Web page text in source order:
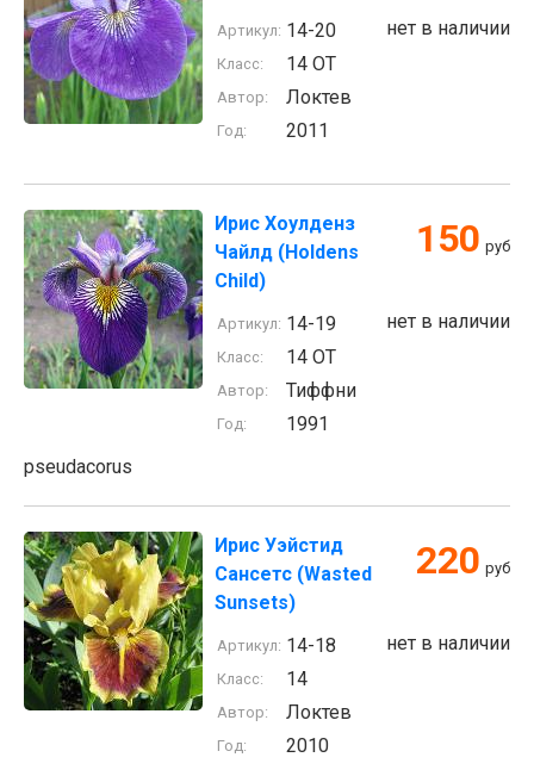
нет в наличии
Артикул: 14-20
Класс: 14 ОТ
Автор: Локтев
Год: 2011
Ирис Хоулденз
Чайлд (Holdens
Child)
150 руб
нет в наличии
Артикул: 14-19
Класс: 14 ОТ
Автор: Тиффни
Год:
1991
pseudacorus
Ирис Уэйстид
Сансетс (Wasted
Sunsets)
220 руб
нет в наличии
Артикул: 14-18
Класс: 14
Автор: Локтев
Год:
2010